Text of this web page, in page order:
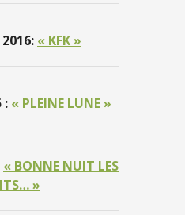
« KFK »
: « PLEINE LUNE »
« BONNE NUIT LES
»